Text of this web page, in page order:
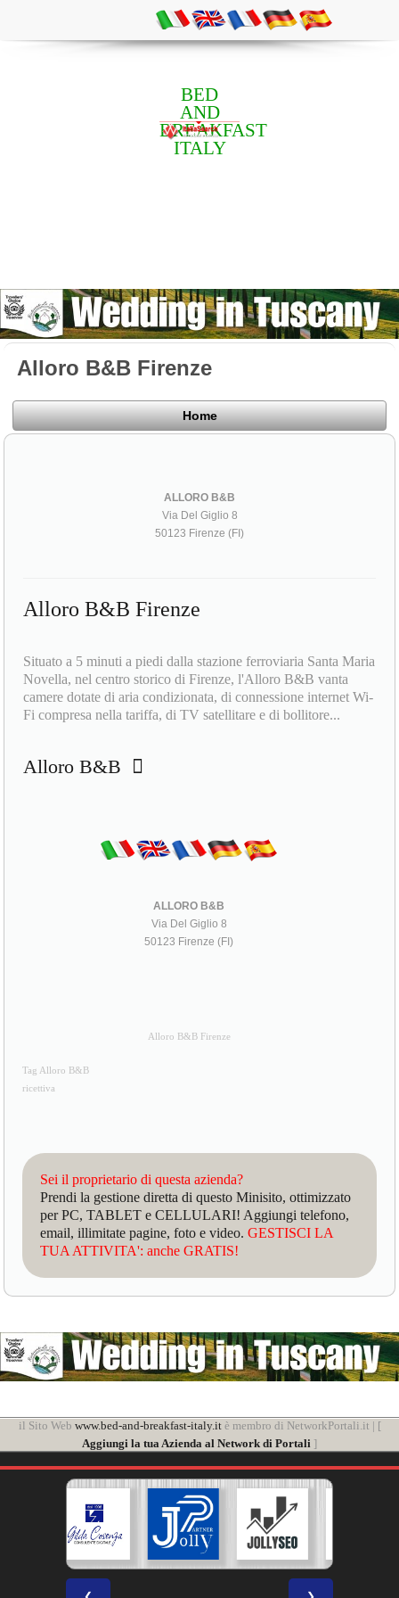
BED
AND
BREAKFAST
ITALY
Alloro B&B Firenze
Home
ALLORO B&B
Via Del Giglio 8
50123 Firenze (FI)
Alloro B&B Firenze
Situato a 5 minuti a piedi dalla stazione ferroviaria Santa Maria
Novella, nel centro storico di Firenze, l'Alloro B&B vanta
camere dotate di aria condizionata, di connessione internet Wi-
Fi compresa nella tariffa, di TV satellitare e di bollitore...
Alloro B&B
ALLORO B&B
Via Del Giglio 8
50123 Firenze (FI)
Alloro B&B Firenze
Tag Alloro B&B
ricettiva
Sei il proprietario di questa azienda?
Prendi la gestione diretta di questo Minisito, ottimizzato
per PC, TABLET e CELLULARI! Aggiungi telefono,
email, illimitate pagine, foto e video.GESTISCI LA
TUA ATTIVITA': anche GRATIS!
il Sito Web www.bed-and-breakfast-italy.itè membro di NetworkPortali.it | [
Aggiungi la tua Azienda al Network di Portali ]